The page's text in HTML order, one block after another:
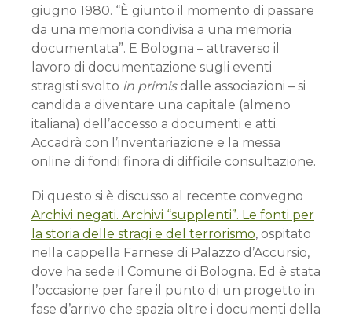
giugno 1980. “È giunto il momento di passare
da una memoria condivisa a una memoria
documentata”. E Bologna – attraverso il
lavoro di documentazione sugli eventi
stragisti svolto in primisdalle associazioni – si
candida a diventare una capitale (almeno
italiana) dell’accesso a documenti e atti.
Accadrà con l’inventariazione e la messa
online di fondi finora di difficile consultazione.
Di questo si è discusso al recente convegno
Archivi negati. Archivi “supplenti”. Le fonti per
la storia delle stragi e del terrorismo, ospitato
nella cappella Farnese di Palazzo d’Accursio,
dove ha sede il Comune di Bologna. Ed è stata
l’occasione per fare il punto di un progetto in
fase d’arrivo che spazia oltre i documenti della